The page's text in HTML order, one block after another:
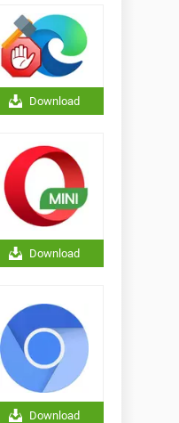
Download
Download
Download